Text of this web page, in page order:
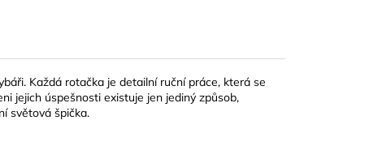
Každá rotačka je detailní ruční práce, která se
jejich úspešnosti existuje jen jediný způsob,
světová špička.